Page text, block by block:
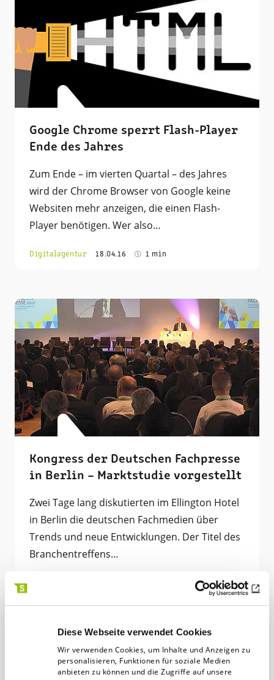
Diese Webseite verwendet Cookies
Wir verwenden Cookies, um Inhalte und Anzeigen zu
personalisieren, Funktionen für soziale Medien
anbieten zu können und die Zugriffe auf unsere
Google Chrome sperrt Flash-Player
Ende des Jahres
Zum Ende – im vierten Quartal – des Jahres
wird der Chrome Browser von Google keine
Websiten mehr anzeigen, die einen Flash-
Player benötigen. Wer also…
Digitalagentur 18.04.16 1 min
Kongress der Deutschen Fachpresse
in Berlin – Marktstudie vorgestellt
Zwei Tage lang diskutierten im Ellington Hotel
in Berlin die deutschen Fachmedien über
Trends und neue Entwicklungen. Der Titel des
Branchentreffens…